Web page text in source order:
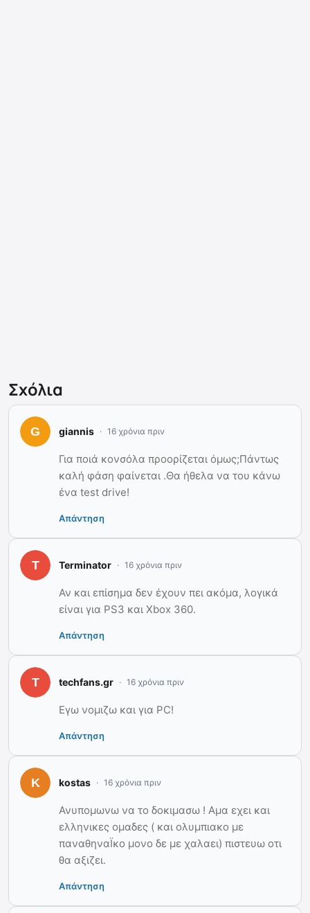
Σχόλια
giannis 16 χρόνια πριν
Για ποιά κονσόλα προορίζεται όμως;Πάντως
καλή φάση φαίνεται .Θα ήθελα να του κάνω
ένα test drive!
Απάντηση
Terminator 16 χρόνια πριν
Αν και επίσημα δεν έχουν πει ακόμα, λογικά
είναι για PS3 και Xbox 360.
Απάντηση
techfans.gr 16 χρόνια πριν
Εγω νομιζω και για PC!
Απάντηση
kostas 16 χρόνια πριν
Ανυπομωνω να το δοκιμασω ! Αμα εχει και
ελληνικες ομαδες ( και ολυμπιακο με
παναθηναΪκο μονο δε με χαλαει) πιστευω οτι
θα αξιζει.
Απάντηση